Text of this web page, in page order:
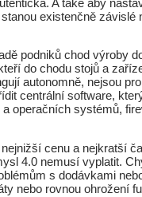
A také aby
existenčně závislé
podniků chod výroby
do chodu stojů a
autonomně, nejsou
centrální software,
operačních systémů,
cenu a nejkratší
4.0 nemusí vyplatit.
s dodávkami
nebo rovnou ohrožení